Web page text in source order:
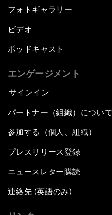
フォトギャラリー
ビデオ
ポッドキャスト
エンゲージメント
サインイン
パートナー（組織）について
参加する（個人、組織）
プレスリリース登録
ニュースレター購読
連絡先 (英語のみ)